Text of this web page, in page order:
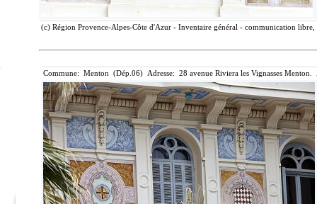
(c) Région Provence-Alpes-Côte d'Azur - Inventaire général - communication
Commune: Menton (Dép.06) Adresse: 28 avenue Riviera les Vignasses